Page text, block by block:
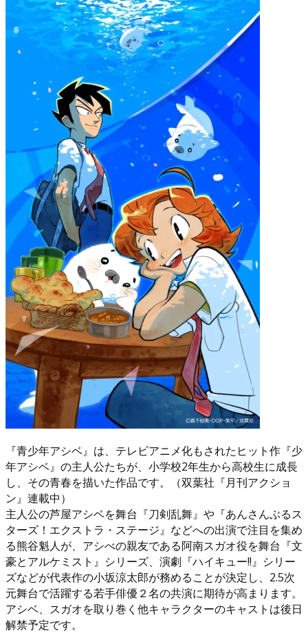
『青少年アシベ』は、テレビアニメ化もされたヒット作『少
年アシベ』の主人公たちが、小学校2年生から高校生に成長
し、その青春を描いた作品です。（双葉社『月刊アクショ
ン』連載中）
主人公の芦屋アシベを舞台『刀剣乱舞』や『あんさんぶるス
ターズ！エクストラ・ステージ』などへの出演で注目を集め
る熊谷魁人が、アシべの親友である阿南スガオ役を舞台『文
豪とアルケミスト』シリーズ、演劇『ハイキュー!!』シリー
ズなどが代表作の小坂涼太郎が務めることが決定し、2.5次
元舞台で活躍する若手俳優２名の共演に期待が高まります。
アシベ、スガオを取り巻く他キャラクターのキャストは後日
解禁予定です。